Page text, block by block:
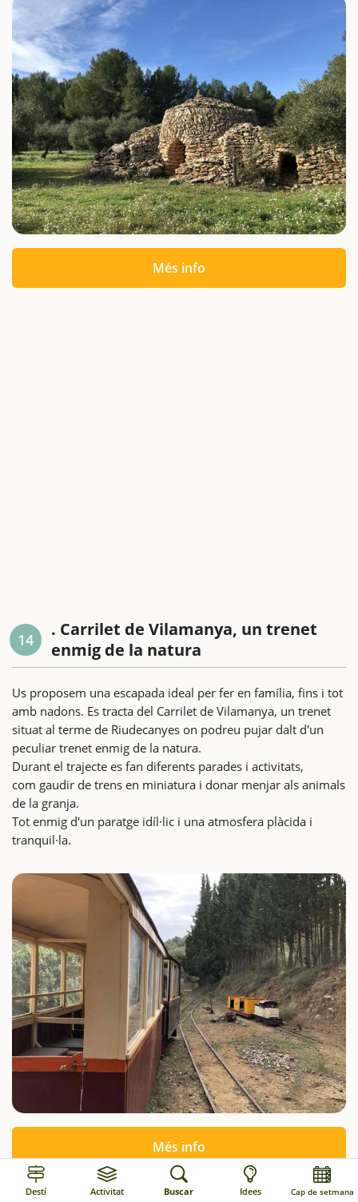
Més info
14
. Carrilet de Vilamanya, un trenet
enmig de la natura
Us proposem una escapada ideal per fer en família, fins i tot
amb nadons. Es tracta del Carrilet de Vilamanya, un trenet
situat al terme de Riudecanyes on podreu pujar dalt d'un
peculiar trenet enmig de la natura.
Durant el trajecte es fan diferents parades i activitats,
com gaudir de trens en miniatura i donar menjar als animals
de la granja.
Tot enmig d'un paratge idíl·lic i una atmosfera plàcida i
tranquil·la.
Més info
Destí Activitat Buscar Idees Cap de setmana